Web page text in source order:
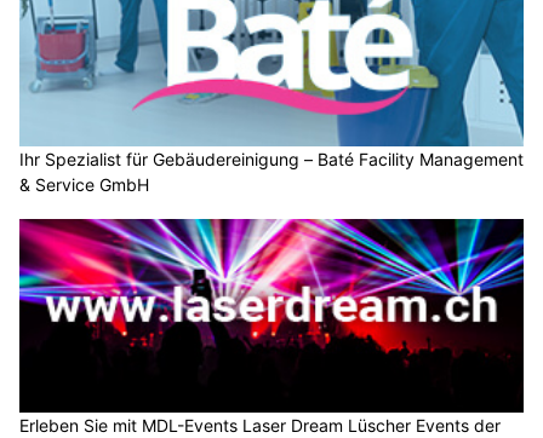
Ihr Spezialist für Gebäudereinigung – Baté Facility Management
& Service GmbH
Erleben Sie mit MDL-Events Laser Dream Lüscher Events der